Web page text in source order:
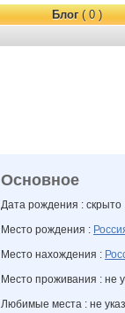
Блог( 0 )
Основное
Дата рождения : скрыто
Место рождения :
Место нахождения :
Место проживания : не
Любимые места : не